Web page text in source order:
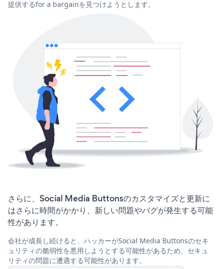
提供するfor a bargainを見つけようとします。
さらに、Social Media Buttonsのカスタマイズと更新に
はさらに時間がかかり、新しい問題やバグが発生する可能
性があります。
会社が成長し続けると、ハッカーがSocial Media Buttonsのセキ
ュリティの脆弱性を悪用しようとする可能性があるため、セキュ
リティの問題に遭遇する可能性があります。